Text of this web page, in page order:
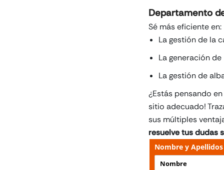
Departamento
Sé más eficiente en:
La gestión de la
La generación
La gestión de
¿Estás pensando
sitio adecuado!
sus múltiples
resuelve tus dudas
Nombre y Apellidos